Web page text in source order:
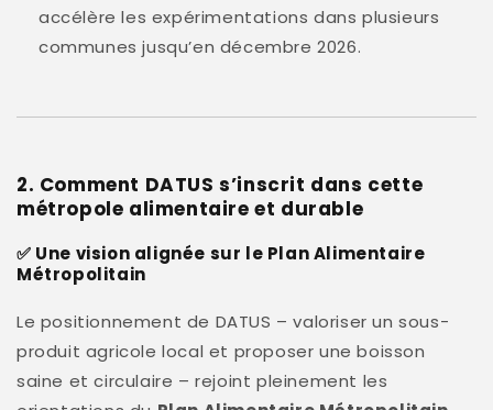
accélère les expérimentations dans plusieurs
communes jusqu’en décembre 2026.
2. Comment DATUS s’inscrit dans cette
métropole alimentaire et durable
✅ Une vision alignée sur le Plan Alimentaire
Métropolitain
Le positionnement de DATUS – valoriser un sous-
produit agricole local et proposer une boisson
saine et circulaire – rejoint pleinement les